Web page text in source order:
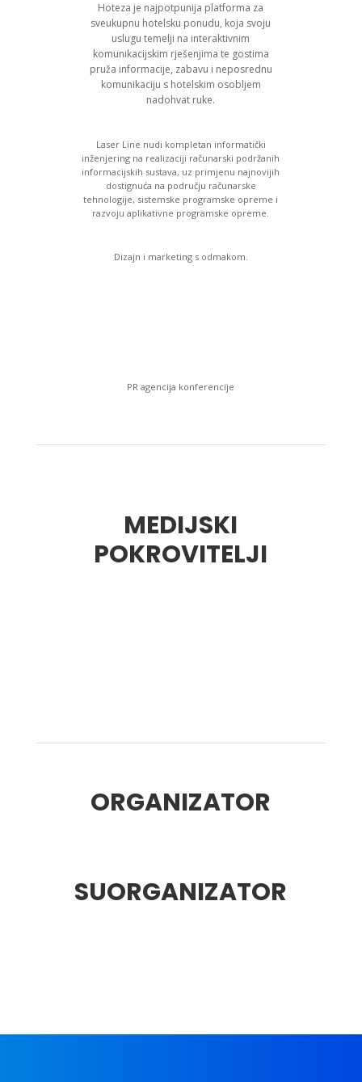
Hoteza je najpotpunija platforma za
sveukupnu hotelsku ponudu, koja svoju
uslugu temelji na interaktivnim
komunikacijskim rješenjima te gostima
pruža informacije, zabavu i neposrednu
komunikaciju s hotelskim osobljem
nadohvat ruke.
Laser Line nudi kompletan informatički
inženjering na realizaciji računarski podržanih
informacijskih sustava, uz primjenu najnovijih
dostignuća na području računarske
tehnologije, sistemske programske opreme i
razvoju aplikativne programske opreme.
Dizajn i marketing s odmakom.
PR agencija konferencije
MEDIJSKI
POKROVITELJI
ORGANIZATOR
SUORGANIZATOR